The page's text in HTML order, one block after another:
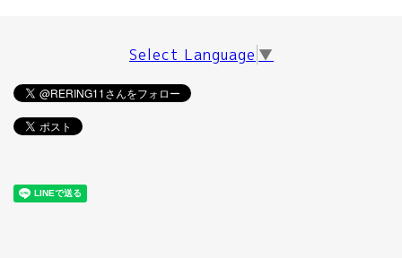
Select Language ▼